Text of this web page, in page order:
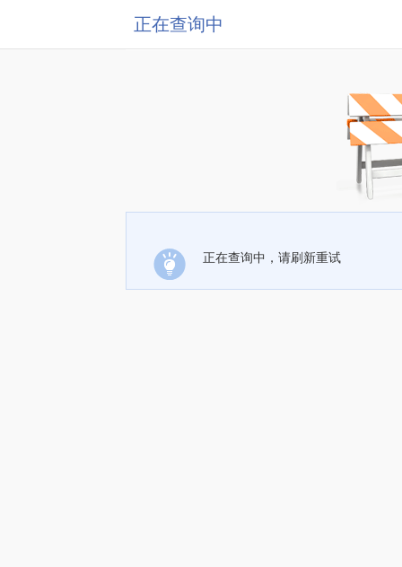
正在查询中
正在查询中，请刷新重试